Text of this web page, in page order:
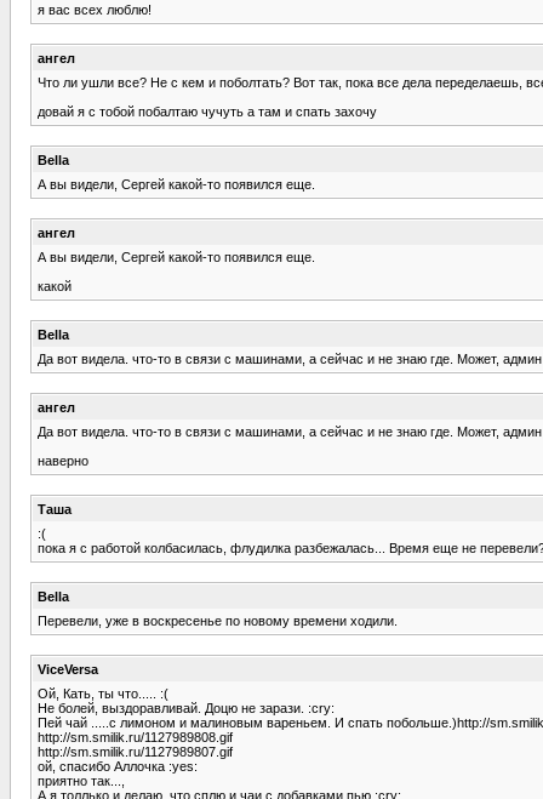
я вас всех люблю!
ангел
Что ли ушли все? Не с кем и поболтать? Вот так, пока все дела переделаешь,
довай я с тобой побалтаю чучуть а там и спать захочу
Bella
А вы видели, Сергей какой-то появился еще.
ангел
А вы видели, Сергей какой-то появился еще.
какой
Bella
Да вот видела. что-то в связи с машинами, а сейчас и не знаю где. Может, админ
ангел
Да вот видела. что-то в связи с машинами, а сейчас и не знаю где. Может, админ
наверно
Таша
:(
пока я с работой колбасилась, флудилка разбежалась... Время еще не перевели?
Bella
Перевели, уже в воскресенье по новому времени ходили.
ViceVersa
Ой, Кать, ты что..... :(
Не болей, выздоравливай. Доцю не зарази. :cry:
Пей чай .....с лимоном и малиновым вареньем. И спать побольше.)http://
http://sm.smilik.ru/1127989808.gif
http://sm.smilik.ru/1127989807.gif
ой, спасибо Аллочка :yes:
приятно так...,
А я толлько и делаю, что сплю и чаи с добавками пью :cry: